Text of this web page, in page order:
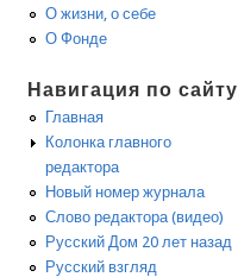
О жизни, о себе
О Фонде
Навигация по сайту
Главная
Колонка главного
редактора
Новый номер журнала
Слово редактора (видео)
Русский Дом 20 лет назад
Русский взгляд